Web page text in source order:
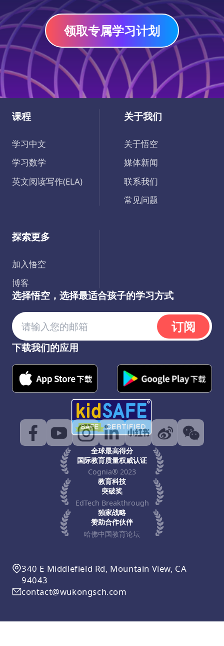
领取专属学习计划
课程
学习中文
学习数学
英文阅读写作(ELA)
关于我们
关于悟空
媒体新闻
联系我们
常见问题
探索更多
加入悟空
博客
选择悟空，选择最适合孩子的学习方式
订阅
下载我们的应用
全球最高得分
国际教育质量权威认证
Cognia® 2023
教育科技
突破奖
EdTech Breakthrough
独家战略
赞助合作伙伴
哈佛中国教育论坛
340 E Middlefield Rd, Mountain View, CA
94043
contact@wukongsch.com